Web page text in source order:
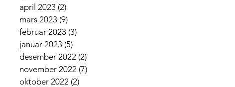
april 2023 (2)
mars 2023 (9)
februar 2023 (3)
januar 2023 (5)
desember 2022 (2)
november 2022 (7)
oktober 2022 (2)